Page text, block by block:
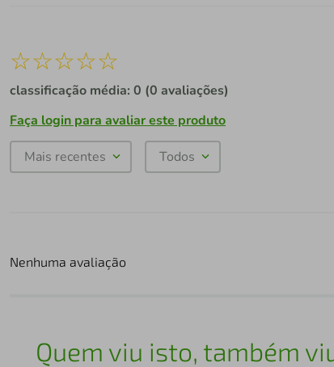
☆☆☆☆☆
classificação média: 0 (0 avaliações)
Faça login para avaliar este produto
Mais recentes Todos
Nenhuma avaliação
Quem viu isto, também